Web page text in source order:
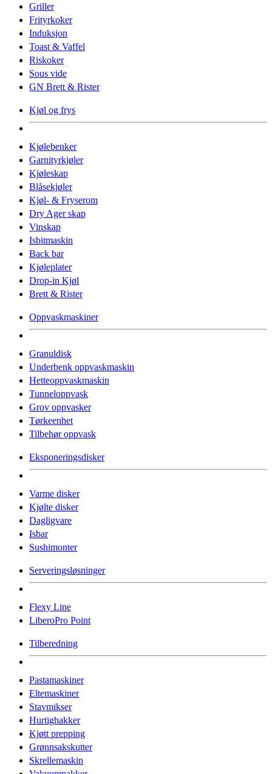
Griller
Frityrkoker
Induksjon
Toast & Vaffel
Riskoker
Sous vide
GN Brett & Rister
Kjøl og frys
Kjølebenker
Garnityrkjøler
Kjøleskap
Blåsekjøler
Kjøl- & Fryserom
Dry Ager skap
Vinskap
Isbitmaskin
Back bar
Kjøleplater
Drop-in Kjøl
Brett & Rister
Oppvaskmaskiner
Granuldisk
Underbenk oppvaskmaskin
Hetteoppvaskmaskin
Tunneloppvask
Grov oppvasker
Tørkeenhet
Tilbehør oppvask
Eksponeringsdisker
Varme disker
Kjølte disker
Dagligvare
Isbar
Sushimonter
Serveringsløsninger
Flexy Line
LiberoPro Point
Tilberedning
Pastamaskiner
Eltemaskiner
Stavmikser
Hurtighakker
Kjøtt prepping
Grønnsakskutter
Skrellemaskin